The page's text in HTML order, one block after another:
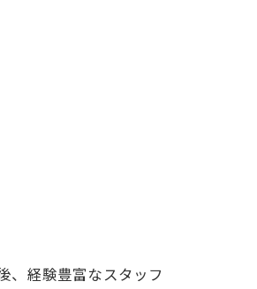
、経験豊富なスタッフ